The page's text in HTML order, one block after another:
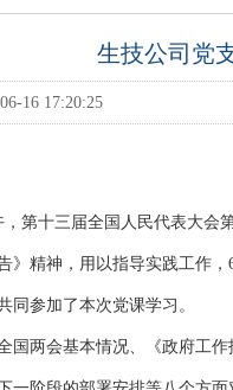
生技公司党
16 17:20:25
十三届全国人民代表大会
》精神，用以指导实践工作
同参加了本次党课学习。
两会基本情况、《政府工作